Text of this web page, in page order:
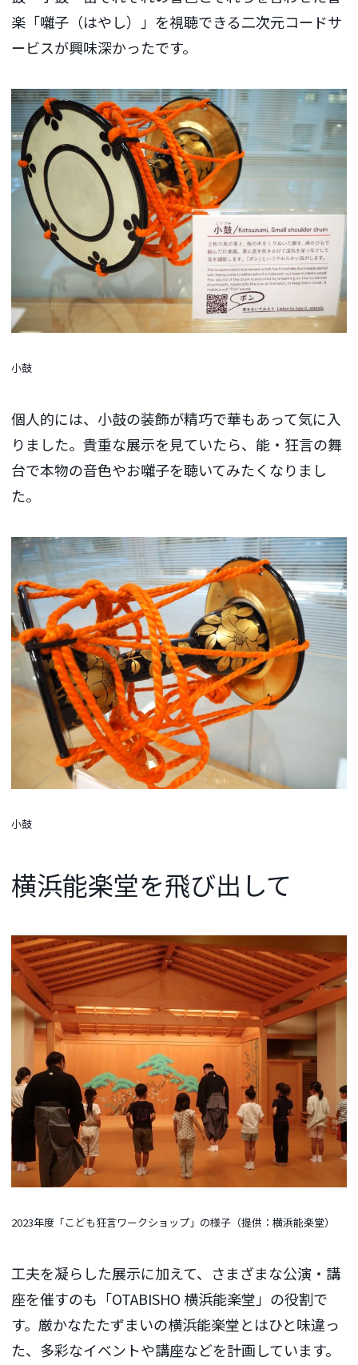
楽「囃子（はやし）」を視聴できる二次元コードサ
ービスが興味深かったです。
小鼓
個人的には、小鼓の装飾が精巧で華もあって気に入
りました。貴重な展示を見ていたら、能・狂言の舞
台で本物の音色やお囃子を聴いてみたくなりまし
た。
小鼓
横浜能楽堂を飛び出して
2023年度「こども狂言ワークショップ」の様子（提供：横浜能楽堂）
工夫を凝らした展示に加えて、さまざまな公演・講
座を催すのも「OTABISHO 横浜能楽堂」の役割で
す。厳かなたたずまいの横浜能楽堂とはひと味違っ
た、多彩なイベントや講座などを計画しています。